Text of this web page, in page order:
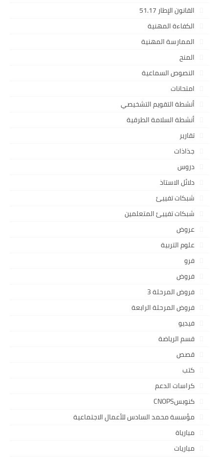
القانون الإطار 51.17
الكفاءة المهنية
الممارسة المهنية
المنح
النصوص السماعية
امتحانات
أنشطة التقويم التشخيصي
أنشطة السلامة الطرقية
تقارير
جذاذات
دروس
دلائل الاستاذ
شبكات تفييئ
شبكات تفييئ المتعلمين
عروض
علوم التربية
فرو
فروض
فروض المرحلة 3
فروض المرحلة الرابعة
فيديو
قسم الرياضة
قصص
كتب
كراسات الدعم
كنوبسCNOPS
مؤسسة محمد السادس للأعمال الاجتماعية
مبارياة
مباريات